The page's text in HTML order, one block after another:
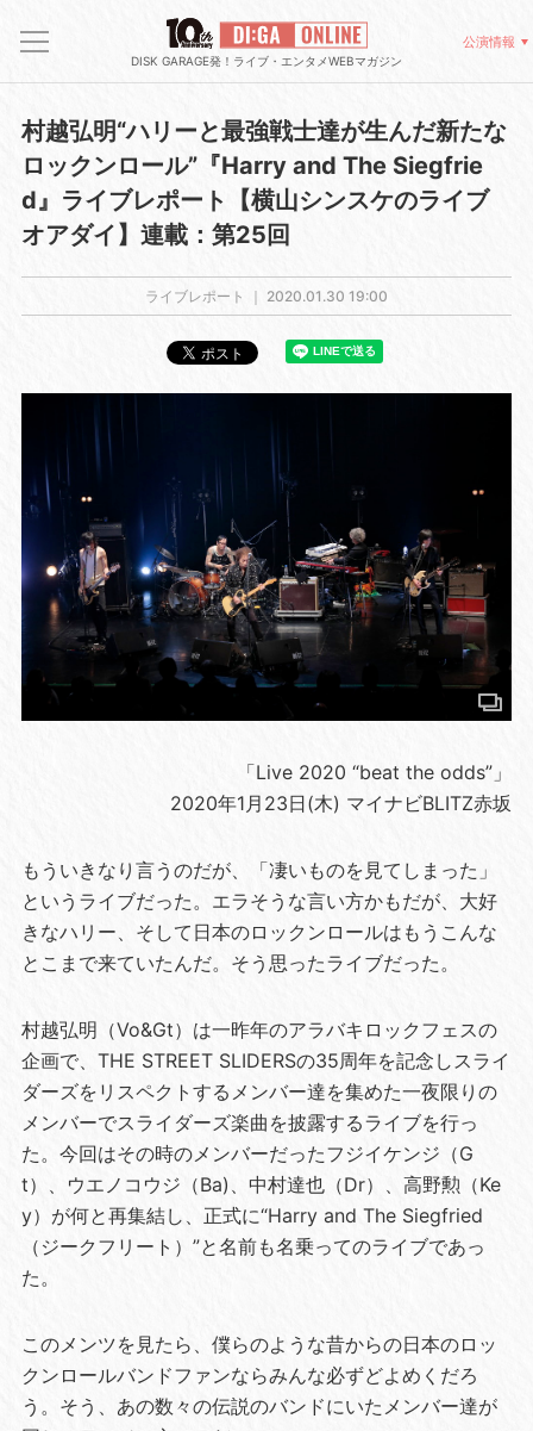
DISK GARAGE発！ライブ・エンタメWEBマガジン
公演情報
村越弘明“ハリーと最強戦士達が生んだ新たな
ロックンロール”『Harry and The Siegfrie
d』ライブレポート【横山シンスケのライブ
オアダイ】連載：第25回
ライブレポート ｜ 2020.01.30 19:00
「Live 2020 “beat the odds”」
2020年1月23日(木) マイナビBLITZ赤坂
もういきなり言うのだが、「凄いものを見てしまった」
というライブだった。エラそうな言い方かもだが、大好
きなハリー、そして日本のロックンロールはもうこんな
とこまで来ていたんだ。そう思ったライブだった。
村越弘明（Vo&Gt）は一昨年のアラバキロックフェスの
企画で、THE STREET SLIDERSの35周年を記念しスライ
ダーズをリスペクトするメンバー達を集めた一夜限りの
メンバーでスライダーズ楽曲を披露するライブを行っ
た。今回はその時のメンバーだったフジイケンジ（G
t）、ウエノコウジ（Ba)、中村達也（Dr）、高野勲（Ke
y）が何と再集結し、正式に“Harry and The Siegfried
（ジークフリート）”と名前も名乗ってのライブであっ
た。
このメンツを見たら、僕らのような昔からの日本のロッ
クンロールバンドファンならみんな必ずどよめくだろ
う。そう、あの数々の伝説のバンドにいたメンバー達が